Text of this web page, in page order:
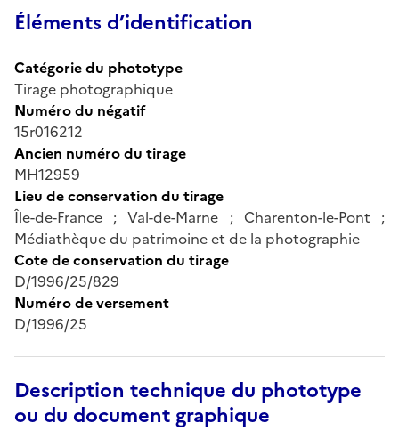
Éléments d’identification
Catégorie du phototype
Tirage photographique
Numéro du négatif
15r016212
Ancien numéro du tirage
MH12959
Lieu de conservation du tirage
Île-de-France ; Val-de-Marne ; Charenton-le-Pont ;
Médiathèque du patrimoine et de la photographie
Cote de conservation du tirage
D/1996/25/829
Numéro de versement
D/1996/25
Description technique du phototype
ou du document graphique